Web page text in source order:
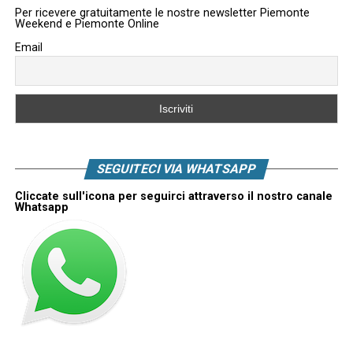
Per ricevere gratuitamente le nostre newsletter Piemonte
Weekend e Piemonte Online
Email
SEGUITECI VIA WHATSAPP
Cliccate sull'icona per seguirci attraverso il nostro canale
Whatsapp